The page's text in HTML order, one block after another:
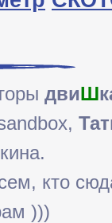
двиШ
кто
)))